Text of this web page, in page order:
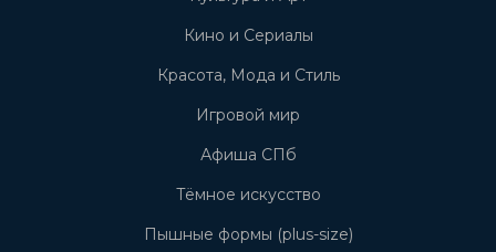
Кино и Сериалы
Красота, Мода и Стиль
Игровой мир
Афиша СПб
Тёмное искусство
Пышные формы (plus-size)